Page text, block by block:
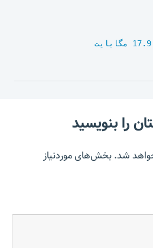
را بنویسید
شد.بخش‌های موردنیاز